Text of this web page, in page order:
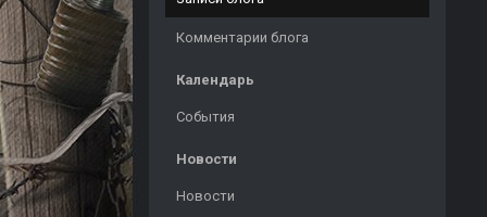
Комментарии блога
Календарь
События
Новости
Новости